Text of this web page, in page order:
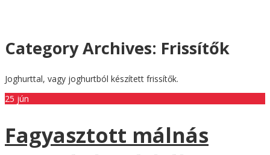
Category Archives: Frissítők
Joghurttal, vagy joghurtból készített frissítők.
25 jún
Fagyasztott málnás